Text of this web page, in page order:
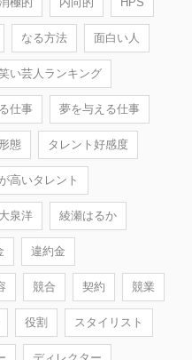
なる方法 面白い人
い芸人ランキング
仕事 夢を与える仕事
態 タレント好感度
高いタレント
大泉洋 綾瀬はるか
違約金
競合 契約 競業
役割 スタイリスト